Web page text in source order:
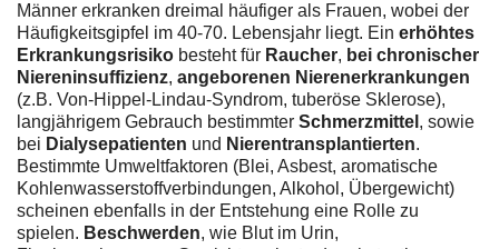
Männer erkranken dreimal häufiger als Frauen, wobei der
Häufigkeitsgipfel im 40-70. Lebensjahr liegt. Ein erhöhtes
Erkrankungsrisiko besteht für Raucher, bei chronischer
Niereninsuffizienz, angeborenen Nierenerkrankungen
(z.B. Von-Hippel-Lindau-Syndrom, tuberöse Sklerose),
langjährigem Gebrauch bestimmter Schmerzmittel , sowie
bei Dialysepatienten und Nierentransplantierten.
Bestimmte Umweltfaktoren (Blei, Asbest, aromatische
Kohlenwasserstoffverbindungen, Alkohol, Übergewicht)
scheinen ebenfalls in der Entstehung eine Rolle zu
spielen. Beschwerden, wie Blut im Urin,